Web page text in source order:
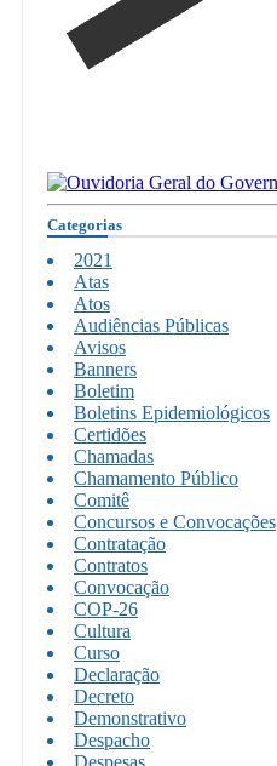
Categorias
2021
Atas
Atos
Audiências Públicas
Avisos
Banners
Boletim
Boletins Epidemiológicos
Certidões
Chamadas
Chamamento Público
Comitê
Concursos e Convocações
Contratação
Contratos
Convocação
COP-26
Cultura
Curso
Declaração
Decreto
Demonstrativo
Despacho
Despesas